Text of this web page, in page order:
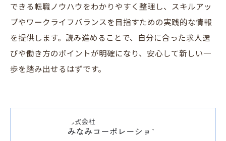
できる転職ノウハウをわかりやすく整理し、スキルアッ
プやワークライフバランスを目指すための実践的な情報
を提供します。読み進めることで、自分に合った求人選
びや働き方のポイントが明確になり、安心して新しい一
歩を踏み出せるはずです。